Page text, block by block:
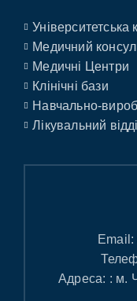
Університетська
Медичний
Медичні Центри
Клінічні бази
Навчально-
Лікувальний
Email:
Адреса: : м.